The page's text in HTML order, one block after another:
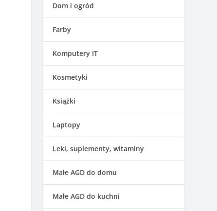
Dom i ogród
Farby
Komputery IT
Kosmetyki
Książki
Laptopy
Leki, suplementy, witaminy
Małe AGD do domu
Małe AGD do kuchni